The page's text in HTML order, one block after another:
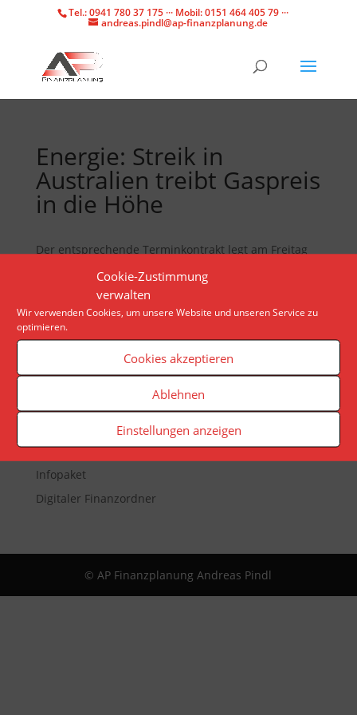
Cookie-Zustimmung
verwalten
Wir verwenden Cookies, um unsere Website und unseren Service zu
optimieren.
Cookies akzeptieren
Ablehnen
Einstellungen anzeigen
Tel.: 0941 780 37 175 ··· Mobil: 0151 464 405 79 ···
andreas.pindl@ap-finanzplanung.de
Energie: Streik in
Australien treibt Gaspreis
in die Höhe
Der entsprechende Terminkontrakt legt am Freitag
zweistellig zu. Auslöser ist ein Streik, der ab
kommender Woche sogar noch ausgeweitet werden
Veranstaltungen
App
Infopaket
Digitaler Finanzordner
© AP Finanzplanung Andreas Pindl